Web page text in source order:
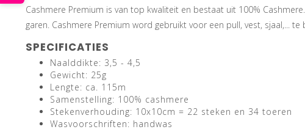
Cashmere Premium is van top kwaliteit en bestaat uit 100%
garen. Cashmere Premium word gebruikt voor een pull, vest, sjaal,...
SPECIFICATIES
Naalddikte: 3,5 - 4,5
Gewicht: 25g
Lengte: ca. 115m
Samenstelling: 100% cashmere
Stekenverhouding: 10x10cm = 22 steken en 34 toeren
Wasvoorschriften: handwas